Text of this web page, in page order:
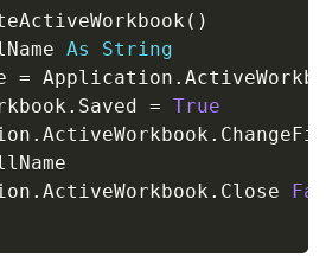
( )
As
String
= Application .
. Saved = True
. ActiveWorkbook .
. ActiveWorkbook . Close